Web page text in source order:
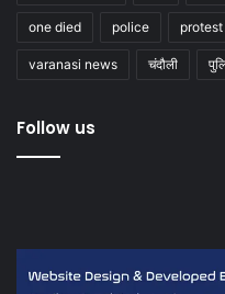
one died police protest
varanasi news चंदौली
Follow us